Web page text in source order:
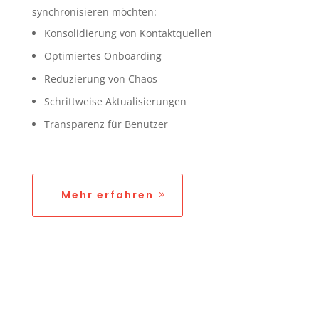
synchronisieren möchten:
Konsolidierung von Kontaktquellen
Optimiertes Onboarding
Reduzierung von Chaos
Schrittweise Aktualisierungen
Transparenz für Benutzer
Mehr erfahren